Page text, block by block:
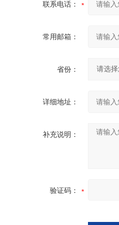
联系电话：
常用邮箱：
省份：
详细地址：
补充说明：
验证码：